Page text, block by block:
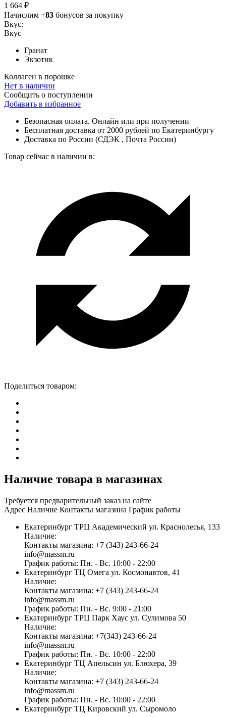
1 664 ₽
Начислим +83 бонусов за покупку
Вкус:
Вкус
Гранат
Экзотик
Коллаген в порошке
Нет в наличии
Сообщить о поступлении
Добавить в избранное
Безопасная оплата. Онлайн или при получении
Бесплатная доставка от 2000 рублей по Екатеринбургу
Доставка по России (СДЭК , Почта России)
Товар сейчас в наличии в:
Поделиться товаром:
Наличие товара в магазинах
Требуется предварительный заказ на сайте
Адрес Наличие Контакты магазина График работы
Екатеринбург ТРЦ Академический ул. Краснолесья, 133
Наличие:
Контакты магазина: +7 (343) 243-66-24
info@massm.ru
График работы: Пн. - Вс. 10:00 - 22:00
Екатеринбург ТЦ Омега ул. Космонавтов, 41
Наличие:
Контакты магазина: +7 (343) 243-66-24
info@massm.ru
График работы: Пн. - Вс. 9:00 - 21:00
Екатеринбург ТРЦ Парк Хаус ул. Сулимова 50
Наличие:
Контакты магазина: +7(343) 243-66-24
info@massm.ru
График работы: Пн. - Вс. 10:00 - 22:00
Екатеринбург ТЦ Апельсин ул. Блюхера, 39
Наличие:
Контакты магазина: +7 (343) 243-66-24
info@massm.ru
График работы: Пн. - Вс. 10:00 - 22:00
Екатеринбург ТЦ Кировский ул. Сыромоло